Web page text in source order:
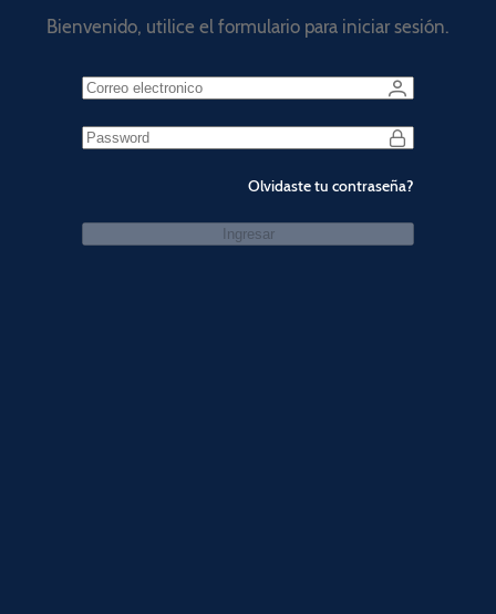
Bienvenido, utilice el formulario para iniciar sesión.
Olvidaste tu contraseña?
Ingresar